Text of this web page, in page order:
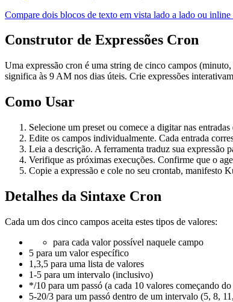
Compare dois blocos de texto em vista lado a lado ou inline
Construtor de Expressões Cron
Uma expressão cron é uma string de cinco campos
significa às 9 AM nos dias úteis. Crie expressões
Como Usar
Selecione um preset ou comece a digitar nas entradas
Edite os campos individualmente. Cada entrada
Leia a descrição. A ferramenta traduz sua expressão
Verifique as próximas execuções. Confirme que o
Copie a expressão e cole no seu crontab, manifesto
Detalhes da Sintaxe Cron
Cada um dos cinco campos aceita estes tipos de valores:
para cada valor possível naquele campo
5 para um valor específico
1,3,5 para uma lista de valores
1-5 para um intervalo (inclusivo)
*/10 para um passó (a cada 10 valores começando
5-20/3 para um passó dentro de um intervalo (5, 8,